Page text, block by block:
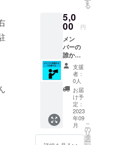
す ＊備
考欄に
看板に
記載し
たいお
名前を
記入し
てくだ
さい ＊
交通費
は2,000
円まで
支給可
能、滞
在費等
は自己
前を記
載させ
ていた
だきま
す ＊備
考欄に
看板に
記載し
たいお
名前を
記入し
てくだ
さい
る
5,0
00 円
メン
バーの
誰かと1
日遊べ
る券 私
たちの
誰かと
遊びま
せん
か？
（期
限：
2023年
支援
者：
0人
お届
け予
定：
2023
年09
月
こ
の
リ
タ
ー